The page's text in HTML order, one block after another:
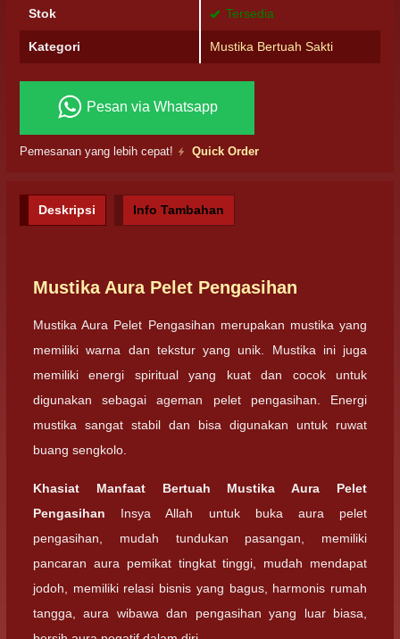
Stok Tersedia
Kategori Mustika Bertuah Sakti
Pesan via Whatsapp
Pemesanan yang lebih cepat! Quick Order
Deskripsi Info Tambahan
Mustika Aura Pelet Pengasihan
Mustika Aura Pelet Pengasihan merupakan mustika yang
memiliki warna dan tekstur yang unik. Mustika ini juga
memiliki energi spiritual yang kuat dan cocok untuk
digunakan sebagai ageman pelet pengasihan. Energi
mustika sangat stabil dan bisa digunakan untuk ruwat
buang sengkolo.
Khasiat Manfaat Bertuah Mustika Aura Pelet
Pengasihan Insya Allah untuk buka aura pelet
pengasihan, mudah tundukan pasangan, memiliki
pancaran aura pemikat tingkat tinggi, mudah mendapat
jodoh, memiliki relasi bisnis yang bagus, harmonis rumah
tangga, aura wibawa dan pengasihan yang luar biasa,